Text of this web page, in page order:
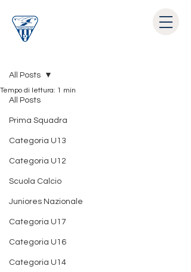
All Posts
Prima Squadra
Categoria U13
Categoria U12
Scuola Calcio
Juniores Nazionale
Categoria U17
Categoria U16
Categoria U14
All Posts
Tempo di lettura: 1 min